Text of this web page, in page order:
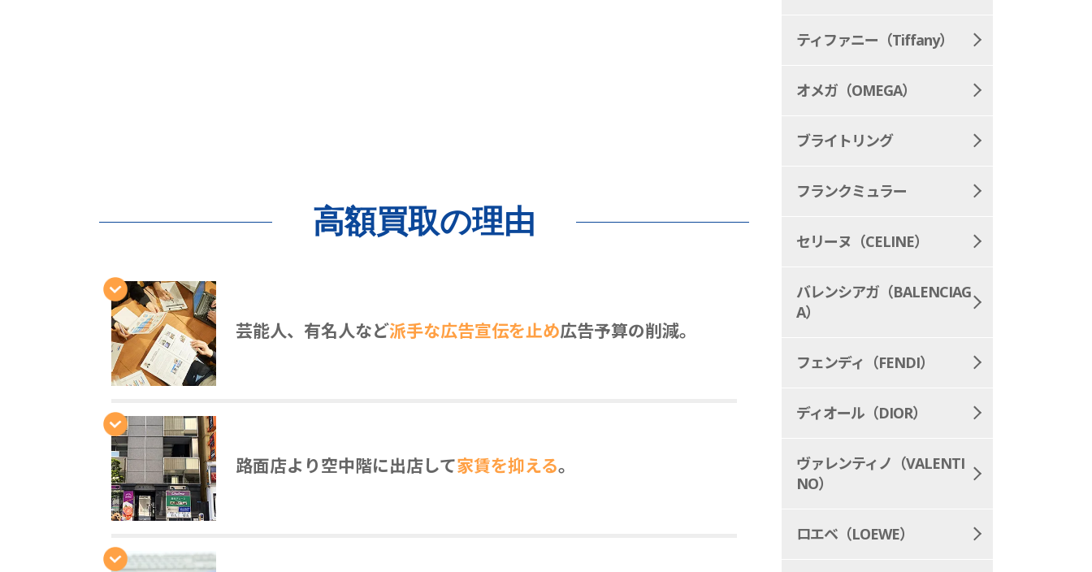
高額買取の理由
芸能人、有名人など派手な広告宣伝を止め広告予算の削減。
路面店より空中階に出店して家賃を抑える。
ティファニー（Tiffany）
オメガ（OMEGA）
ブライトリング
フランクミュラー
セリーヌ（CELINE）
バレンシアガ（BALENCIAG
A）
フェンディ（FENDI）
ディオール（DIOR）
ヴァレンティノ（VALENTI
NO）
ロエベ（LOEWE）